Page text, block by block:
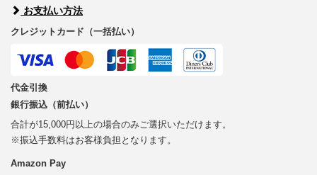
お支払い方法
クレジットカード（一括払い）
代金引換
銀行振込（前払い）
合計が15,000円以上の場合のみご選択いただけます。
※振込手数料はお客様負担となります。
Amazon Pay